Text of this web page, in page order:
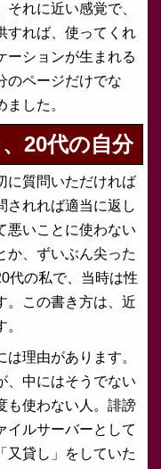
れに近い感覚で、
すれば、使ってくれ
ーションが生まれる
のページだけでな
した。
20代の自分
に質問いただければ
されれば適当に返し
悪いことに使わない
か、ずいぶん尖った
代の私で、当時は性
。この書き方は、近
理由があります。
、中にはそうでない
も使わない人。誹謗
イルサーバーとして
又貸し」をしていた